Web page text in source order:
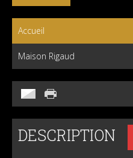
Accueil
Maison Rigaud
DESCRIPTION